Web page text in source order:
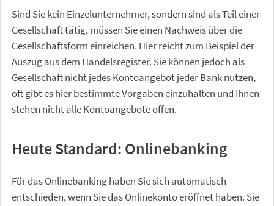
Sind Sie kein Einzelunternehmer, sondern sind als Teil einer
Gesellschaft tätig, müssen Sie einen Nachweis über die
Gesellschaftsform einreichen. Hier reicht zum Beispiel der
Auszug aus dem Handelsregister. Sie können jedoch als
Gesellschaft nicht jedes Kontoangebot jeder Bank nutzen,
oft gibt es hier bestimmte Vorgaben einzuhalten und Ihnen
stehen nicht alle Kontoangebote offen.
Heute Standard: Onlinebanking
Für das Onlinebanking haben Sie sich automatisch
entschieden, wenn Sie das Onlinekonto eröffnet haben. Sie